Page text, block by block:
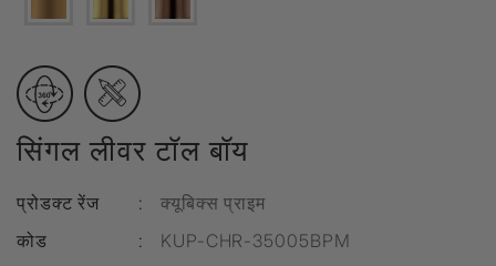
सिंगल लीवर टॉल बॉय
प्रोडक्ट रेंज :
क्यूबिक्स प्राइम
कोड
:
KUP-CHR-35005BPM